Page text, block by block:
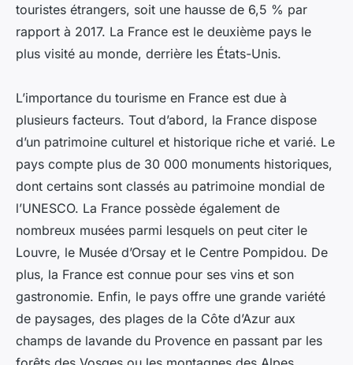
touristes étrangers, soit une hausse de 6,5 % par
rapport à 2017. La France est le deuxième pays le
plus visité au monde, derrière les États-Unis.
L’importance du tourisme en France est due à
plusieurs facteurs. Tout d’abord, la France dispose
d’un patrimoine culturel et historique riche et varié. Le
pays compte plus de 30 000 monuments historiques,
dont certains sont classés au patrimoine mondial de
l’UNESCO. La France possède également de
nombreux musées parmi lesquels on peut citer le
Louvre, le Musée d’Orsay et le Centre Pompidou. De
plus, la France est connue pour ses vins et son
gastronomie. Enfin, le pays offre une grande variété
de paysages, des plages de la Côte d’Azur aux
champs de lavande du Provence en passant par les